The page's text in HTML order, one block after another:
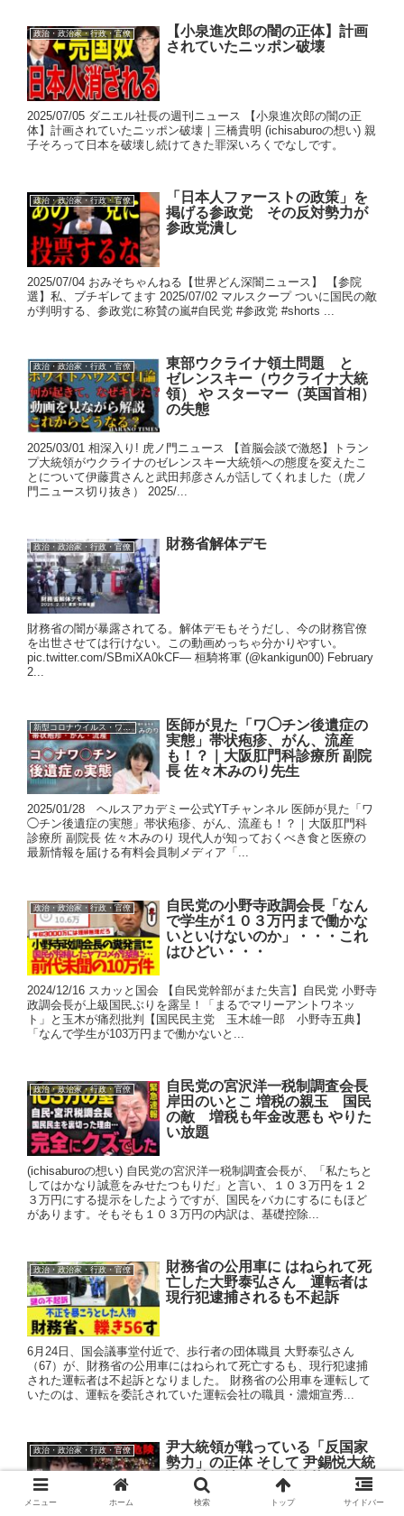
政治・政治家・行政・官僚
【小泉進次郎の闇の正体】計画
されていたニッポン破壊
2025/07/05 ダニエル社長の週刊ニュース 【小泉進次郎の闇の正
体】計画されていたニッポン破壊｜三橋貴明 (ichisaburoの想い) 親
子そろって日本を破壊し続けてきた罪深いろくでなしです。
政治・政治家・行政・官僚
「日本人ファーストの政策」を
掲げる参政党 その反対勢力が
参政党潰し
2025/07/04 おみそちゃんねる【世界どん深闇ニュース】 【参院
選】私、ブチギレてます 2025/07/02 マルスクープ ついに国民の敵
が判明する、参政党に称賛の嵐#自民党 #参政党 #shorts ...
政治・政治家・行政・官僚
東部ウクライナ領土問題 と
ゼレンスキー（ウクライナ大統
領） や スターマー（英国首相）
の失態
2025/03/01 相深入り! 虎ノ門ニュース 【首脳会談で激怒】トラン
プ大統領がウクライナのゼレンスキー大統領への態度を変えたこ
とについて伊藤貫さんと武田邦彦さんが話してくれました（虎ノ
門ニュース切り抜き） 2025/...
政治・政治家・行政・官僚 財務省解体デモ
財務省の闇が暴露されてる。解体デモもそうだし、今の財務官僚
を出世させては行けない。この動画めっちゃ分かりやすい。
pic.twitter.com/SBmiXA0kCF— 桓騎将軍 (@kankigun00) February
2...
新型コロナウイルス・ワクチン
医師が見た「ワ◯チン後遺症の
実態」帯状疱疹、がん、流産
も！？｜大阪肛門科診療所 副院
長 佐々木みのり先生
2025/01/28 ヘルスアカデミー公式YTチャンネル 医師が見た「ワ
◯チン後遺症の実態」帯状疱疹、がん、流産も！？｜大阪肛門科
診療所 副院長 佐々木みのり 現代人が知っておくべき食と医療の
最新情報を届ける有料会員制メディア「...
政治・政治家・行政・官僚
自民党の小野寺政調会長「なん
で学生が１０３万円まで働かな
いといけないのか」・・・これ
はひどい・・・
2024/12/16 スカッと国会 【自民党幹部がまた失言】自民党 小野寺
政調会長が上級国民ぶりを露呈！「まるでマリーアントワネッ
ト」と玉木が痛烈批判【国民民主党 玉木雄一郎 小野寺五典】
「なんで学生が103万円まで働かないと...
政治・政治家・行政・官僚
自民党の宮沢洋一税制調査会長
岸田のいとこ 増税の親玉 国民
の敵 増税も年金改悪も やりた
い放題
(ichisaburoの想い) 自民党の宮沢洋一税制調査会長が、「私たちと
してはかなり誠意をみせたつもりだ」と言い、１０３万円を１２
３万円にする提示をしたようですが、国民をバカにするにもほど
があります。そもそも１０３万円の内訳は、基礎控除...
政治・政治家・行政・官僚
財務省の公用車に はねられて死
亡した大野泰弘さん 運転者は
現行犯逮捕されるも不起訴
6月24日、国会議事堂付近で、歩行者の団体職員 大野泰弘さん
（67）が、財務省の公用車にはねられて死亡するも、現行犯逮捕
された運転者は不起訴となりました。 財務省の公用車を運転して
いたのは、運転を委託されていた運転会社の職員・濃畑宣秀...
政治・政治家・行政・官僚
尹大統領が戦っている「反国家
勢力」の正体 そして 尹錫悦大統
領と韓国社会の危機的状況
メニュー ホーム 検索 トップ サイドバー